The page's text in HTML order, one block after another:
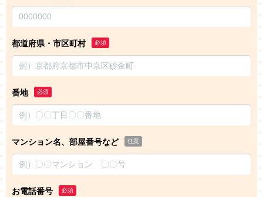
都道府県・市区町村 必須
番地 必須
マンション名、部屋番号など 任意
お電話番号 必須